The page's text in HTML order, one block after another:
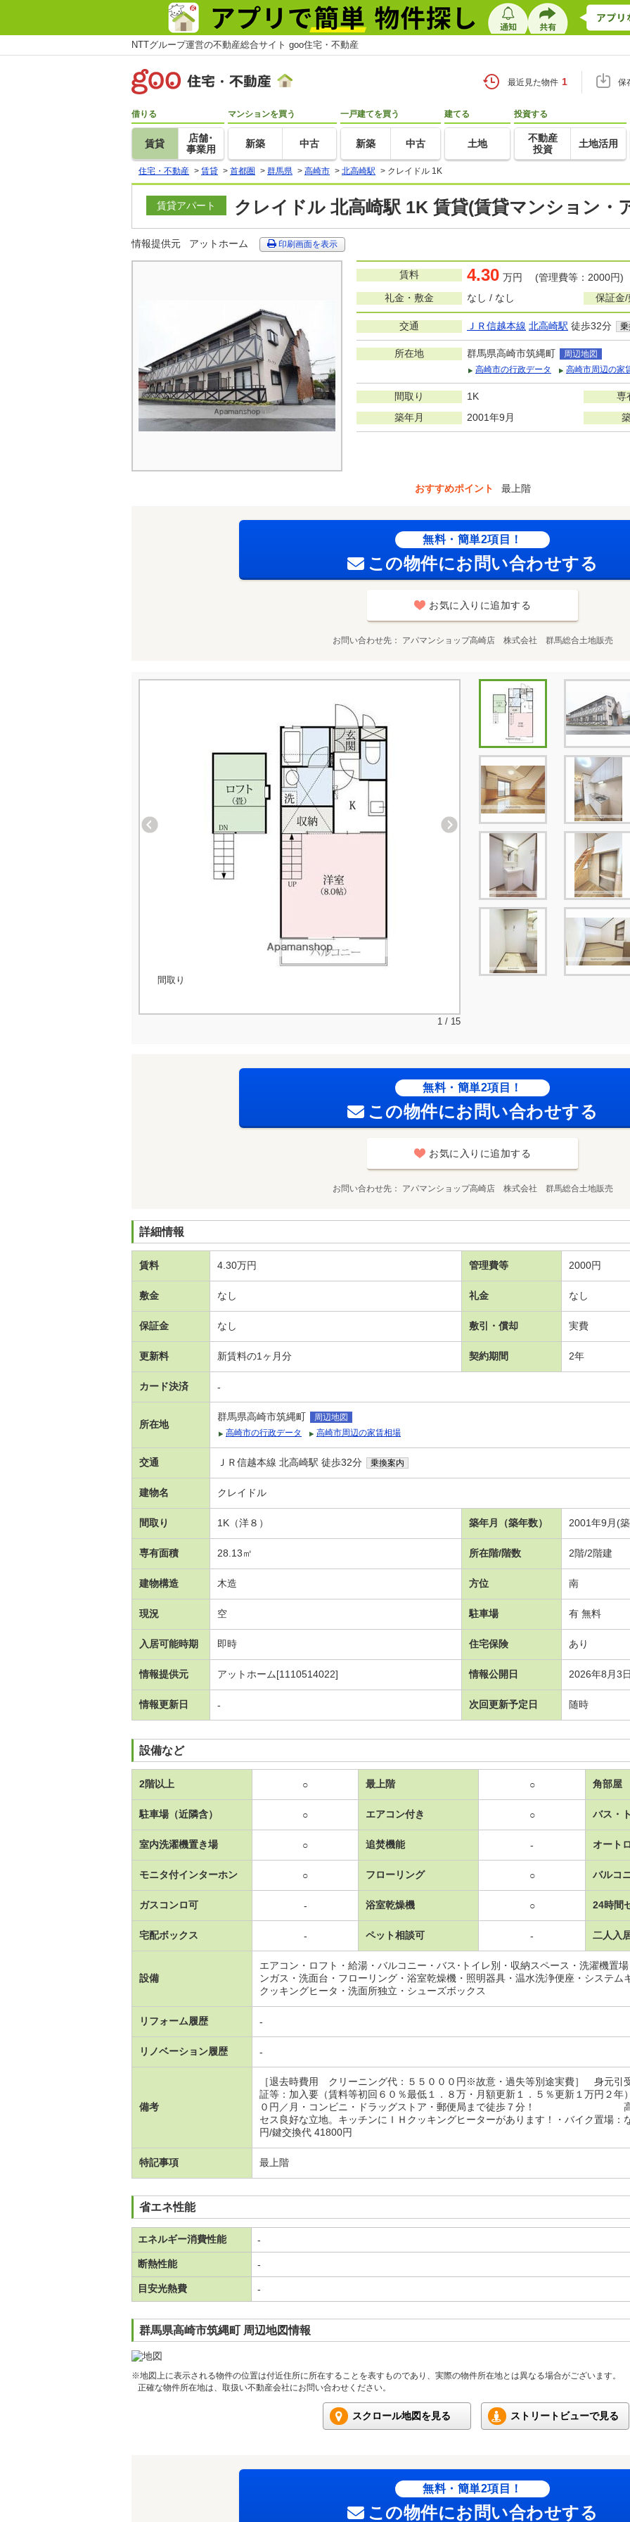
NTTグループ運営の不動産総合サイト goo住宅・不動産
最近見た物件 1 保
借りる
賃貸
店舗･
事業用
マンションを買う
新築 中古
一戸建てを買う
新築 中古
建てる
土地
投資する
不動産
投資
土地活用
住宅・不動産 > 賃貸 > 首都圏 > 群馬県 > 高崎市 > 北高崎駅 > クレイドル 1K
賃貸アパート クレイドル 北高崎駅 1K 賃貸(賃貸マンション・
情報提供元 アットホーム 印刷画面を表示
賃料 4.30 万円 (管理費等：2000円)
礼金・敷金
なし / なし 保証金
交通 ＪＲ信越本線 北高崎駅 徒歩32分
所在地 群馬県高崎市筑縄町
周辺地図
高崎市の行政データ
高崎市周辺の家
間取り 1K
専
築年月
2001年9月
おすすめポイント 最上階
無料・簡単2項目！
この物件にお問い合わせする
お気に入りに追加する
お問い合わせ先 アパマンショップ高崎店 株式会社 群馬総合土地販売
間取り
1 / 15
無料・簡単2項目！
この物件にお問い合わせする
お気に入りに追加する
お問い合わせ先 アパマンショップ高崎店 株式会社 群馬総合土地販売
詳細情報
賃料 4.30万円 管理費等 2000円
敷金 なし 礼金 なし
保証金 なし 敷引・償却 実費
更新料 新賃料の1ヶ月分 契約期間 2年
カード決済 -
所在地
群馬県高崎市筑縄町
周辺地図
高崎市の行政データ
高崎市周辺の家賃相場
交通 ＪＲ信越本線 北高崎駅 徒歩32分 乗換案内
建物名 クレイドル
間取り 1K（洋８） 築年月（築年数） 2001年9月(
専有面積 28.13㎡ 所在階/階数 2階/2階建
建物構造 木造 方位 南
現況 空 駐車場 有 無料
入居可能時期 即時 住宅保険 あり
情報提供元 アットホーム[1110514022] 情報公開日 2026年8月3
情報更新日 - 次回更新予定日 随時
設備など
2階以上 ○ 最上階 ○ 角部屋
駐車場（近隣含） ○ エアコン付き ○ バス・
室内洗濯機置き場 ○ 追焚機能 - オート
モニタ付インターホン ○ フローリング ○ バルコ
ガスコンロ可 - 浴室乾燥機 ○ 24時間
宅配ボックス - ペット相談可 - 二人入
設備
エアコン・ロフト・給湯・バルコニー・バス･トイレ別・収納スペース・洗濯機置
ンガス・洗面台・フローリング・浴室乾燥機・照明器具・温水洗浄便座・システ
クッキングヒータ・洗面所独立・シューズボックス
リフォーム履歴 -
リノベーション履歴 -
備考
［退去時費用 クリーニング代：５５０００円※故意・過失等別途実費］ 身元
証等：加入要（賃料等初回６０％最低１．８万・月額更新１．５％更新１万円２年
０円／月・コンビニ・ドラッグストア・郵便局まで徒歩７分！ 高崎
セス良好な立地。キッチンにＩＨクッキングヒーターがあります！・バイク置場
円/鍵交換代 41800円
特記事項 最上階
省エネ性能
エネルギー消費性能 -
断熱性能 -
目安光熱費 -
群馬県高崎市筑縄町 周辺地図情報
※地図上に表示される物件の位置は付近住所に所在することを表すものであり、実際の物件所在地とは異なる場合がございます。
正確な物件所在地は、取扱い不動産会社にお問い合わせください。
スクロール地図を見る ストリートビューで見る
無料・簡単2項目！
この物件にお問い合わせする